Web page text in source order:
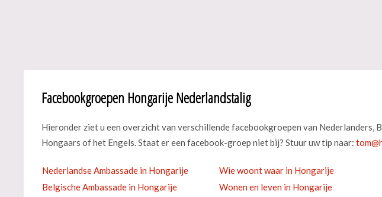
Facebookgroepen Hongarije Nederlandstalig
Hieronder ziet u een overzicht van verschillende facebookgroepen van Nederlanders,
Hongaars of het Engels. Staat er een facebook-groep niet bij? Stuur uw tip naar:
Nederlandse Ambassade in Hongarije Wie woont waar in Hongarije
Belgische Ambassade in Hongarije
Wonen en leven in Hongarije